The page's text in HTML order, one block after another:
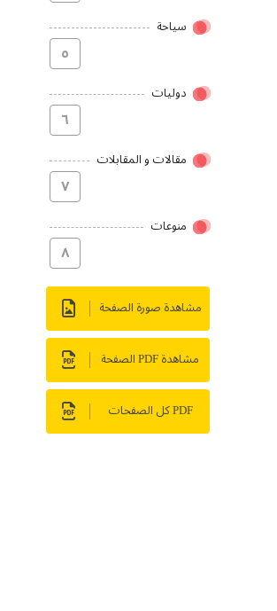
سیاحة
٥
دولیات
٦
مقالات و المقابلات
۷
منوعات
۸
مشاهدة صورة الصفحة
مشاهدة PDF الصفحة
PDF كل الصفحات